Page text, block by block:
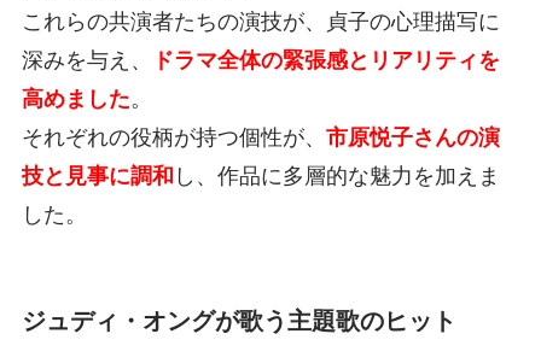
これらの共演者たちの演技が、貞子の心理描写に
深みを与え、
ドラマ全体の緊張感とリアリティを
高めました。
それぞれの役柄が持つ個性が、 市原悦子さんの演
技と見事に調和 し、作品に多層的な魅力を加えま
した。
ジュディ・オングが歌う主題歌のヒット